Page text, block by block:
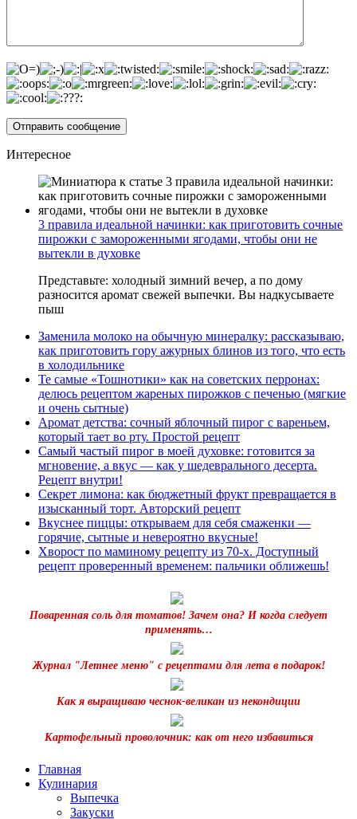
Интересное
3 правила идеальной начинки: как приготовить сочные
пирожки с замороженными ягодами, чтобы они не
вытекли в духовке
Представьте: холодный зимний вечер, а по дому
разносится аромат свежей выпечки. Вы надкусываете
пыш
Заменила молоко на обычную минералку: рассказываю,
как приготовить гору ажурных блинов из того, что есть
в холодильнике
Те самые «Тошнотики» как на советских перронах:
делюсь рецептом жареных пирожков с печенью (мягкие
и очень сытные)
Аромат детства: сочный яблочный пирог с вареньем,
который тает во рту. Простой рецепт
Самый частый пирог в моей духовке: готовится за
мгновение, а вкус — как у шедеврального десерта.
Рецепт внутри!
Секрет лимона: как бюджетный фрукт превращается в
изысканный торт. Авторский рецепт
Вкуснее пиццы: открываем для себя смаженки —
горячие, сытные и невероятно вкусные!
Хворост по маминому рецепту из 70-х. Доступный
рецепт проверенный временем: пальчики оближешь!
Поваренная соль для томатов! Зачем она? И когда следует
применять…
Журнал "Летнее меню" с рецептами для лета в подарок!
Как я выращиваю чеснок-великан из некондиции
Картофельный проволочник: как от него избавиться
Главная
Кулинария
Выпечка
Закуски